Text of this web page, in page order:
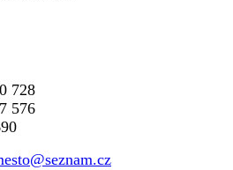
728
576